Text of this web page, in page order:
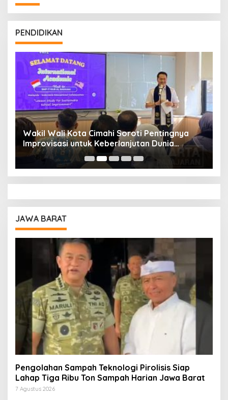
PENDIDIKAN
Wakil Wali Kota Cimahi Soroti Pentingnya
Improvisasi untuk Keberlanjutan Dunia
Pendidikan
JAWA BARAT
Pengolahan Sampah Teknologi Pirolisis Siap
Lahap Tiga Ribu Ton Sampah Harian Jawa Barat
7 Agustus 2026